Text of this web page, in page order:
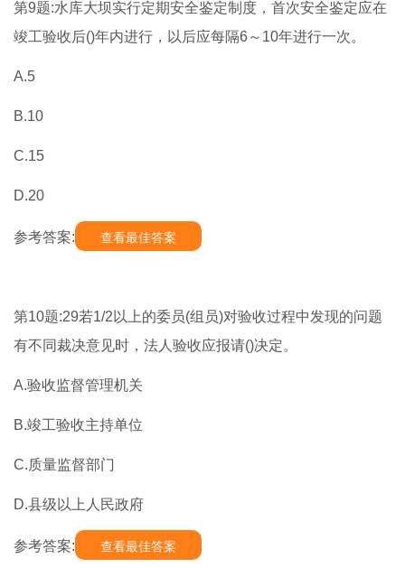
第9题:水库大坝实行定期安全鉴定制度，首次安全鉴定应在
竣工验收后()年内进行，以后应每隔6～10年进行一次。
A.5
B.10
C.15
D.20
参考答案: 查看最佳答案
第10题:29若1/2以上的委员(组员)对验收过程中发现的问题
有不同裁决意见时，法人验收应报请()决定。
A.验收监督管理机关
B.竣工验收主持单位
C.质量监督部门
D.县级以上人民政府
参考答案: 查看最佳答案